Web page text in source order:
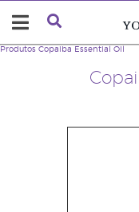
Produtos Copaiba Essential Oil